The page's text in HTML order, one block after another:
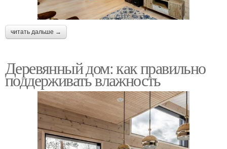
читать дальше →
Деревянный дом: как правильно
поддерживать влажность